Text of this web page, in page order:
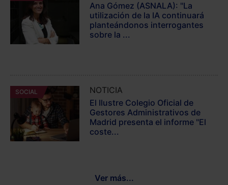
Ana Gómez (ASNALA): "La
utilización de la IA continuará
planteándonos interrogantes
sobre la ...
SOCIAL
NOTICIA
El Ilustre Colegio Oficial de
Gestores Administrativos de
Madrid presenta el informe "El
coste...
Ver más...